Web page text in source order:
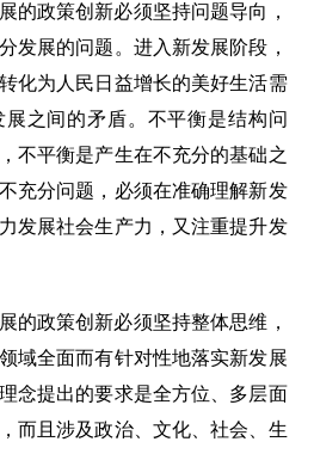
政策创新必须坚持问题导向，
发展的问题。进入新发展阶段，
化为人民日益增长的美好生活需
之间的矛盾。不平衡是结构问
不平衡是产生在不充分的基础之
充分问题，必须在准确理解新发
发展社会生产力，又注重提升发
政策创新必须坚持整体思维，
域全面而有针对性地落实新发展
念提出的要求是全方位、多层面
而且涉及政治、文化、社会、生